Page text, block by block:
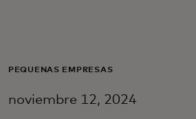
Para empresas
PEQUEÑAS EMPRESAS
noviembre 12, 2024